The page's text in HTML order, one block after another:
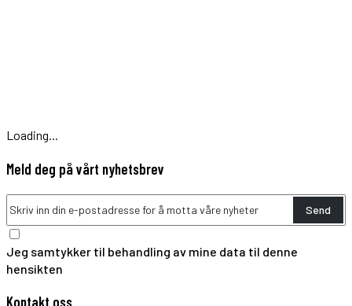
Loading...
Meld deg på vårt nyhetsbrev
Send
Jeg samtykker til behandling av mine data til denne
hensikten
Kontakt oss